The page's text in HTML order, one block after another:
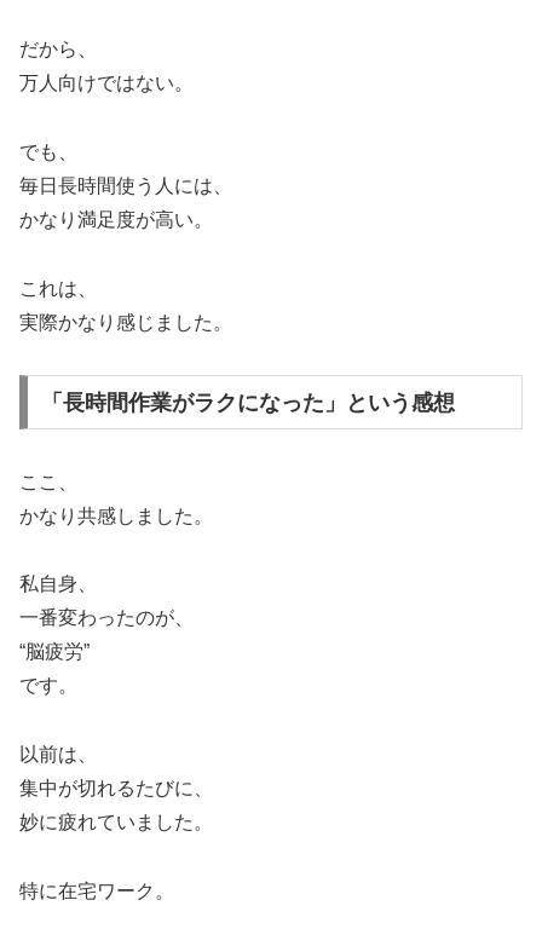
だから、
万人向けではない。
でも、
毎日長時間使う人には、
かなり満足度が高い。
これは、
実際かなり感じました。
「長時間作業がラクになった」という感想
ここ、
かなり共感しました。
私自身、
一番変わったのが、
“脳疲労”
です。
以前は、
集中が切れるたびに、
妙に疲れていました。
特に在宅ワーク。